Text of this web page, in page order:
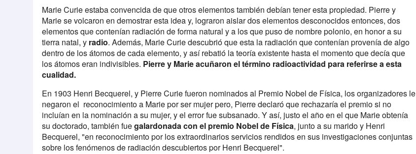
Marie Curie estaba convencida de que otros elementos también debían tener esta propiedad. Pierre y
Marie se volcaron en demostrar esta idea y, lograron aislar dos elementos desconocidos entonces, dos
elementos que contenían radiación de forma natural y a los que puso de nombre polonio, en honor a su
tierra natal, y radio. Además, Marie Curie descubrió que esta la radiación que contenían provenía de algo
dentro de los átomos de cada elemento, y así rebatió la teoría existente hasta el momento que decía que
los átomos eran indivisibles. Pierre y Marie acuñaron el término radioactividad para referirse a esta
cualidad.
En 1903 Henri Becquerel, y Pierre Curie fueron nominados al Premio Nobel de Física, los organizadores le
negaron el reconocimiento a Marie por ser mujer pero, Pierre declaró que rechazaría el premio si no
incluían en la nominación a su mujer, y el error fue subsanado. Y así, justo el año en el que Marie obtenía
su doctorado, también fuegalardonada con el premio Nobel de Física, junto a su marido y Henri
Becquerel, "en reconocimiento por los extraordinarios servicios rendidos en sus investigaciones conjuntas
sobre los fenómenos de radiación descubiertos por Henri Becquerel".